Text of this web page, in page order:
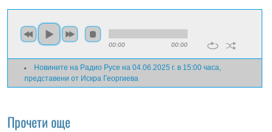
00:00 00:00
Новините на Радио Русе на 04.06.2025 г. в 15:00 часа,
представени от Искра Георгиева
Прочети още